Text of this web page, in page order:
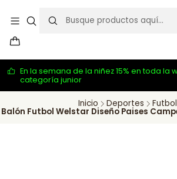
En la semana de la niñez 15% en toda la
categoría junior
Inicio Deportes Futbol
Balón Futbol Welstar Diseño Paises